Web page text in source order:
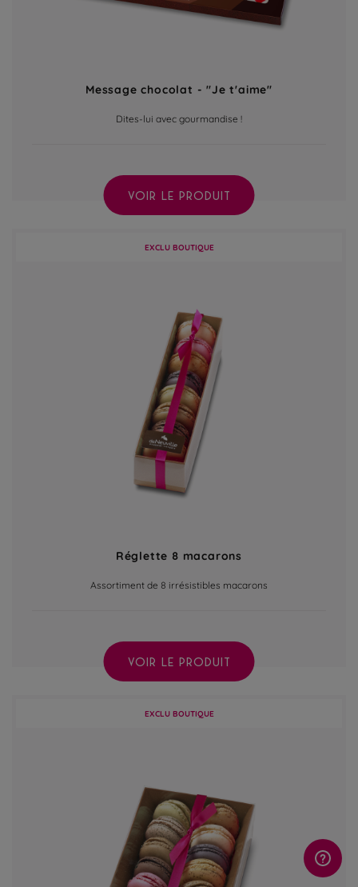
Message chocolat - "Je t'aime"
Dites-lui avec gourmandise !
VOIR LE PRODUIT
EXCLU BOUTIQUE
Réglette 8 macarons
Assortiment de 8 irrésistibles macarons
VOIR LE PRODUIT
EXCLU BOUTIQUE